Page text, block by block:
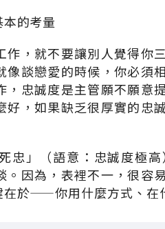
的考量
作，就不要讓別人覺得你
像談戀愛的時候，你必須
，忠誠度是主管願不願意
好，如果缺乏很厚實的忠
忠」（語意：忠誠度極
。因為，表裡不一，很容
於——你用什麼方式、在